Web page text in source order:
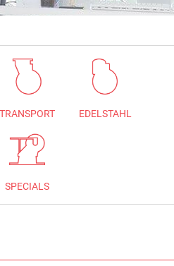
TRANSPORT EDELSTAHL
SPECIALS